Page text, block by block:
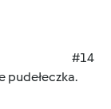
#14
pudełeczka.